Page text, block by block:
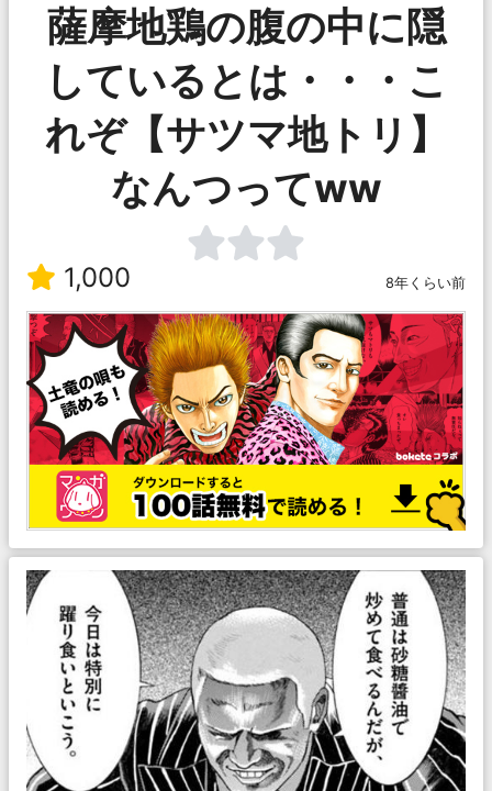
薩摩地鶏の腹の中に隠
しているとは・・・こ
れぞ【サツマ地トリ】
なんつってww
1,000 8年くらい前